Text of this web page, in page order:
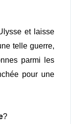
et laisse
telle guerre,
parmi les
pour une
?